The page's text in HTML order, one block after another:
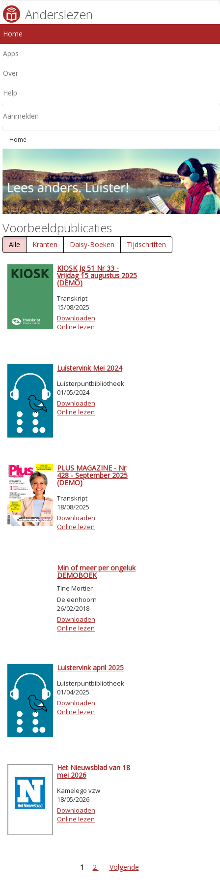
Anderslezen
Home
Apps
Over
Help
Aanmelden
Home
Voorbeeldpublicaties
Alle Kranten Daisy-Boeken Tijdschriften
KIOSK Jg 51 Nr 33 -
Vrijdag 15 augustus 2025
(DEMO)
Transkript
15/08/2025
Downloaden
Online lezen
Luistervink Mei 2024
Luisterpuntbibliotheek
01/05/2024
Downloaden
Online lezen
PLUS MAGAZINE - Nr
428 - September 2025
(DEMO)
Transkript
18/08/2025
Downloaden
Online lezen
Min of meer per ongeluk
DEMOBOEK
Tine Mortier
De eenhoorn
26/02/2018
Downloaden
Online lezen
Luistervink april 2025
Luisterpuntbibliotheek
01/04/2025
Downloaden
Online lezen
Het Nieuwsblad van 18
mei 2026
Kamelego vzw
18/05/2026
Downloaden
Online lezen
1 2 Volgende